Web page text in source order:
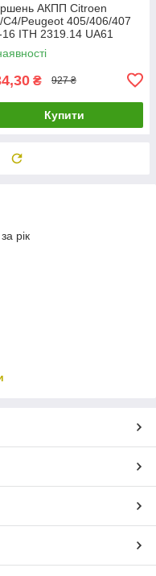
АКПП Citroen
C4/Peugeot 405/406/407
ITH 2319.14 UA61
₴ 927 ₴
Купити
рік